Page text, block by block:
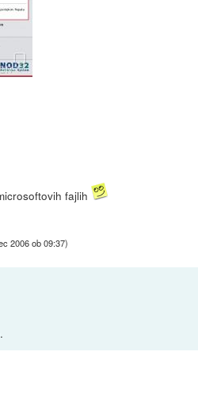
fajlih
2006 ob 09:37)